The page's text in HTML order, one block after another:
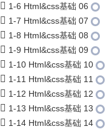
1-6 Html&css基础 06
1-7 Html&css基础 07
1-8 Html&css基础 08
1-9 Html&css基础 09
1-10 Html&css基础 10
1-11 Html&css基础 11
1-12 Html&css基础 12
1-13 Html&css基础 13
1-14 Html&css基础 14